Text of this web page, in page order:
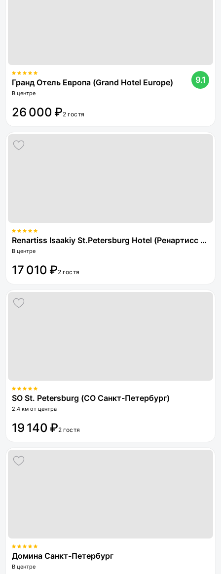
Гранд Отель Европа (Grand Hotel Europe)
В центре
9.1
26 000 ₽2 гостя
Renartiss Isaakiy St.Petersburg Hotel (Ренартисс Исаакий) бывш. Ренессанс Балтик
В центре
17 010 ₽2 гостя
SO St. Petersburg (СО Санкт-Петербург)
2.4 км от центра
19 140 ₽2 гостя
Домина Санкт-Петербург
В центре